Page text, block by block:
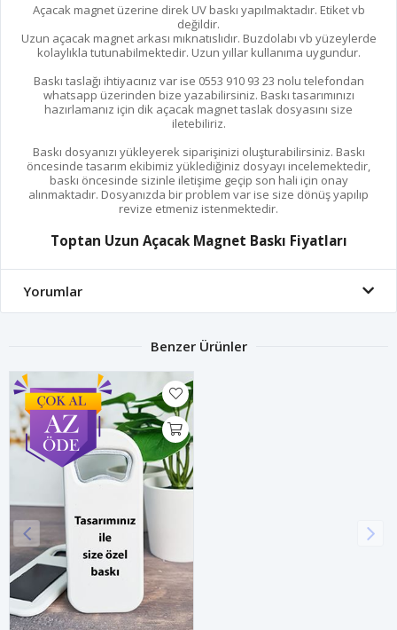
Açacak magnet üzerine direk UV baskı yapılmaktadır. Etiket vb
değildir.
Uzun açacak magnet arkası mıknatıslıdır. Buzdolabı vb yüzeylerde
kolaylıkla tutunabilmektedir. Uzun yıllar kullanıma uygundur.
Baskı taslağı ihtiyacınız var ise 0553 910 93 23 nolu telefondan
whatsapp üzerinden bize yazabilirsiniz. Baskı tasarımınızı
hazırlamanız için dik açacak magnet taslak dosyasını size
iletebiliriz.
Baskı dosyanızı yükleyerek siparişinizi oluşturabilirsiniz. Baskı
öncesinde tasarım ekibimiz yüklediğiniz dosyayı incelemektedir,
baskı öncesinde sizinle iletişime geçip son hali için onay
alınmaktadır. Dosyanızda bir problem var ise size dönüş yapılıp
revize etmeniz istenmektedir.
Toptan Uzun Açacak Magnet Baskı Fiyatları
Yorumlar
Benzer Ürünler